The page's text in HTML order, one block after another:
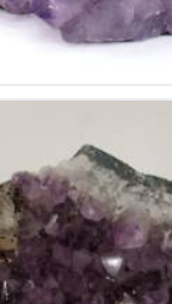
Améthyste du Brésil